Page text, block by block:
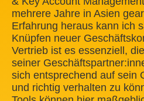
mehrere Jahre in Asien
Erfahrung heraus kann ich
Knüpfen neuer
Vertrieb ist es essenziell,
seiner
sich entsprechend auf sein
und richtig verhalten zu